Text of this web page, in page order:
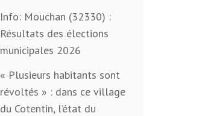
Info: Mouchan (32330) :
Résultats des élections
municipales 2026
« Plusieurs habitants sont
révoltés » : dans ce village
du Cotentin, l’état du